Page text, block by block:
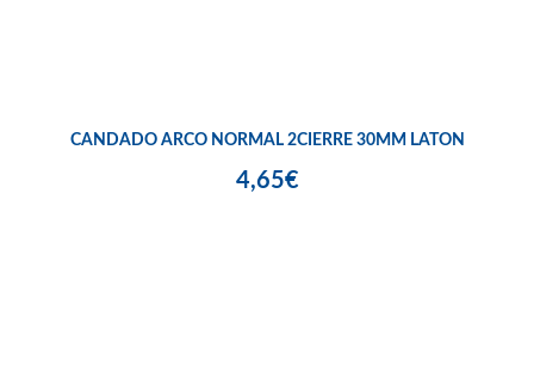
CANDADO ARCO NORMAL 2CIERRE 30MM LATON
4,65€